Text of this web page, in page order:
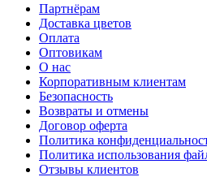
Партнёрам
Доставка цветов
Оплата
Оптовикам
О нас
Корпоративным клиентам
Безопасность
Возвраты и отмены
Договор оферта
Политика
Политика использования
Отзывы клиентов